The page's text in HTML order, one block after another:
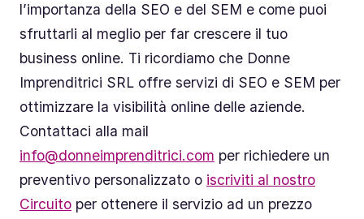
l’importanza della SEO e del SEM e come puoi
sfruttarli al meglio per far crescere il tuo
business online. Ti ricordiamo che Donne
Imprenditrici SRL offre servizi di SEO e SEM per
ottimizzare la visibilità online delle aziende.
Contattaci alla mail
info@donneimprenditrici.com per richiedere un
preventivo personalizzato o iscriviti al nostro
Circuito per ottenere il servizio ad un prezzo